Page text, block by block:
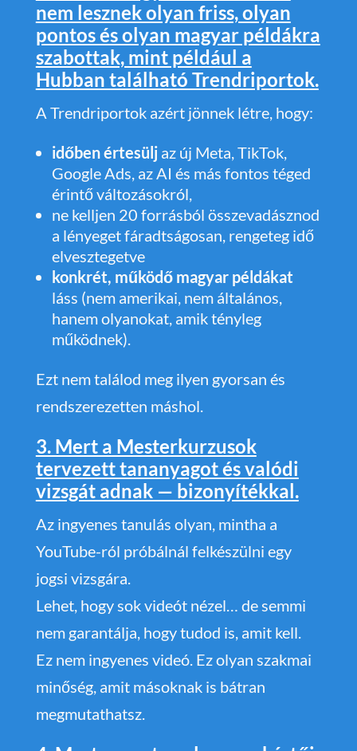
nem lesznek olyan friss, olyan
pontos és olyan magyar példákra
szabottak, mint például a
Hubban található Trendriportok.
A Trendriportok azért jönnek létre, hogy:
időben értesüljaz új Meta, TikTok,
Google Ads, az AI és más fontos téged
érintő változásokról,
ne kelljen 20 forrásból összevadásznod
a lényeget fáradtságosan, rengeteg idő
elvesztegetve
konkrét, működő magyar példákat
láss (nem amerikai, nem általános,
hanem olyanokat, amik tényleg
működnek).
Ezt nem találod meg ilyen gyorsan és
rendszerezetten máshol.
3. Mert a Mesterkurzusok
tervezett tananyagot és valódi
vizsgát adnak — bizonyítékkal.
Az ingyenes tanulás olyan, mintha a
YouTube-ról próbálnál felkészülni egy
jogsi vizsgára.
Lehet, hogy sok videót nézel… de semmi
nem garantálja, hogy tudod is, amit kell.
Ez nem ingyenes videó. Ez olyan szakmai
minőség, amit másoknak is bátran
megmutathatsz.